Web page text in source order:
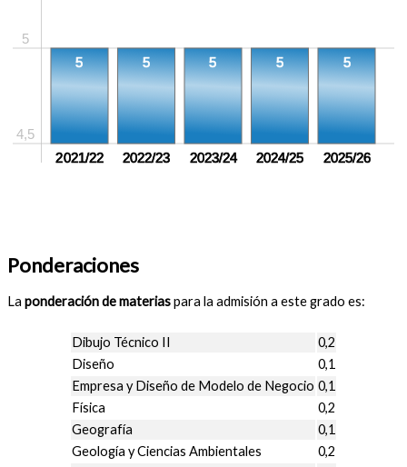
4,5
5
5
5 5 5 5
2021/22 2022/23 2023/24 2024/25 2025/26
Ponderaciones
La ponderación de materiaspara la admisión a este grado es:
Dibujo Técnico II
0,2
Diseño
0,1
Empresa y Diseño de Modelo de Negocio 0,1
Física
0,2
Geografía
0,1
Geología y Ciencias Ambientales
0,2